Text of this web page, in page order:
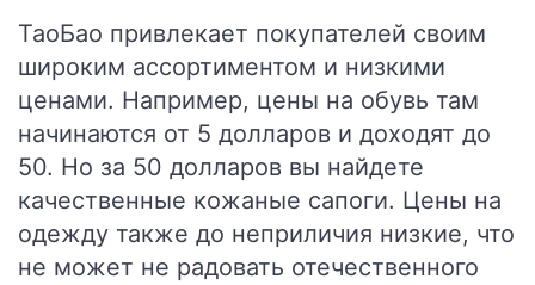
ТаоБао привлекает покупателей своим
широким ассортиментом и низкими
ценами. Например, цены на обувь там
начинаются от 5 долларов и доходят до
50. Но за 50 долларов вы найдете
качественные кожаные сапоги. Цены на
одежду также до неприличия низкие, что
не может не радовать отечественного